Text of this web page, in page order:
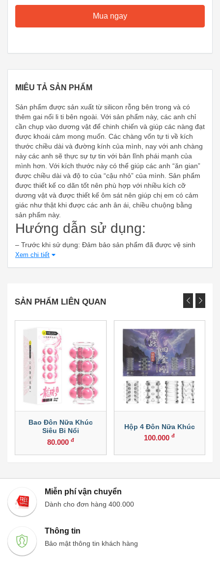
Mua ngay
MIÊU TẢ SẢN PHẨM
Sản phẩm được sản xuất từ silicon rỗng bên trong và có
thêm gai nổi li ti bên ngoài. Với sản phẩm này, các anh chỉ
cần chụp vào dương vật để chinh chiến và giúp các nàng đạt
được khoái cảm mong muốn. Các chàng vốn tự ti về kích
thước chiều dài và đường kính của mình, nay với anh chàng
này các anh sẽ thực sự tự tin với bản lĩnh phái mạnh của
mình hơn. Với kích thước này có thể giúp các anh “ăn gian”
được chiều dài và độ to của “cậu nhỏ” của mình. Sản phẩm
được thiết kế co dãn tốt nên phù hợp với nhiều kích cỡ
dương vật và được thiết kế ôm sát nên giúp chị em có cảm
giác như thật khi được các anh ân ái, chiều chuộng bằng
sản phẩm này.
Hướng dẫn sử dụng:
– Trước khi sử dụng: Đảm bảo sản phẩm đã được vệ sinh
sạch sẽ. – Trong quá trình sử dụng: Để DV cương cứng sau
để khô cất bảo quản cho lần sử dụng sau. – Sản phẩm chỉ
cần vệ sinh bằng nước sạch hoặc cồn nhẹ. – Để bạn tình
Xem chi tiết
SẢN PHẨM LIÊN QUAN
Bao Đôn Nữa Khúc
Siêu Bi Nổi
80.000 đ
Hộp 4 Đôn Nữa Khúc
100.000đ
Miễn phí vận chuyển
Dành cho đơn hàng 400.000
Thông tin
Bảo mật thông tin khách hàng